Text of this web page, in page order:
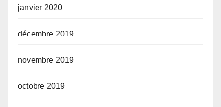
janvier 2020
décembre 2019
novembre 2019
octobre 2019